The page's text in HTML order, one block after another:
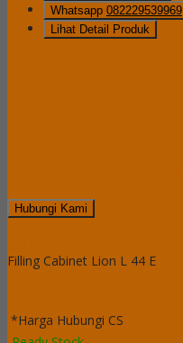
Whatsapp 082229539969
Lihat Detail Produk
Hubungi Kami
Filling Cabinet Lion L 44 E
*Harga Hubungi CS